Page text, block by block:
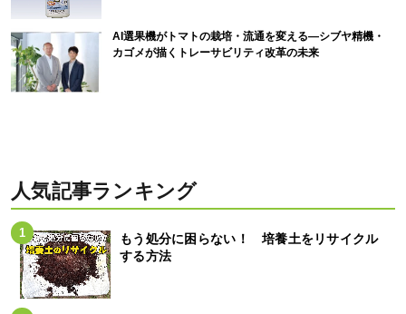
AI選果機がトマトの栽培・流通を変える―シブヤ精機・
カゴメが描くトレーサビリティ改革の未来
人気記事ランキング
もう処分に困らない！ 培養土をリサイクル
する方法